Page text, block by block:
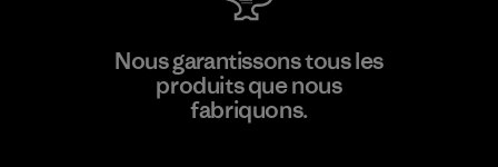
Kwang Viet Garment Co., Ltd
Nous garantissons tous les
produits que nous
fabriquons.